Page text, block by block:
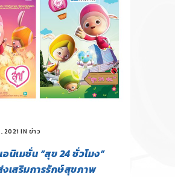
2021 IN ข่าว
นิเมชั่น “สุข 24 ชั่วโมง”
เสริมการรักษ์สุขภาพ